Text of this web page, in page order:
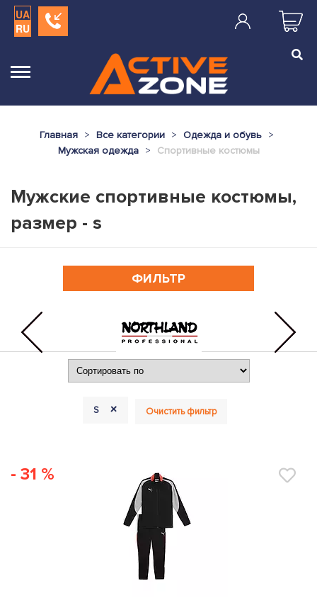
UA
RU
Главная Все категории
Одежда и обувь
Мужская одежда
Спортивные костюмы
Мужские спортивные костюмы,
размер - s
ФИЛЬТР
S + Очистить фильтр
- 31 %